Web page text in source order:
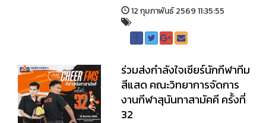
12 กุมภาพันธ์ 2569 11:35:55
ร่วมส่งกำลังใจเชียร์นักกีฬาทีม
สีแสด คณะวิทยาการจัดการ
งานกีฬาสุนันทาสามัคคี ครั้งที่
32